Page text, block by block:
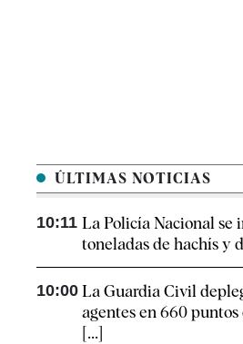
ÚLTIMAS NOTICIAS
10:11 La Policía Nacional se
toneladas de hachís y
10:00 La Guardia Civil
agentes en 660
[...]